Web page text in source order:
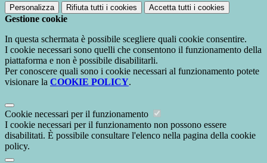
Personalizza Rifiuta tutti i cookies Accetta tutti i cookies
Gestione cookie
In questa schermata è possibile scegliere quali cookie consentire.
I cookie necessari sono quelli che consentono il funzionamento della
piattaforma e non è possibile disabilitarli.
Per conoscere quali sono i cookie necessari al funzionamento potete
visionare la COOKIE POLICY.
Cookie necessari per il funzionamento
I cookie necessari per il funzionamento non possono essere
disabilitati. È possibile consultare l'elenco nella pagina della cookie
policy.